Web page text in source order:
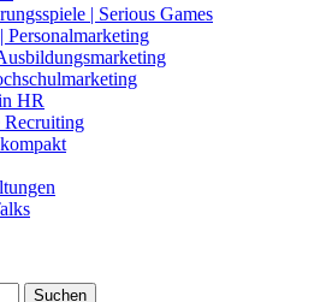
| Serious Games
HR
Recruiting